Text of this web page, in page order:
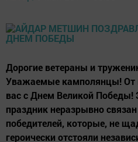
Дорогие ветераны и
Уважаемые камполянцы! От
вас с Днем Великой Победы!
праздник неразрывно
победителей, которые, не
героически отстояли